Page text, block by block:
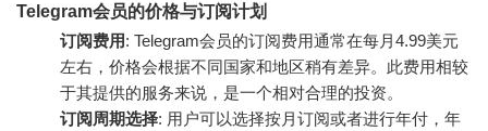
Telegram会员的价格与订阅计划
订阅费用: Telegram会员的订阅费用通常在每月4.99美元
左右，价格会根据不同国家和地区稍有差异。此费用相较
于其提供的服务来说，是一个相对合理的投资。
订阅周期选择: 用户可以选择按月订阅或者进行年付，年